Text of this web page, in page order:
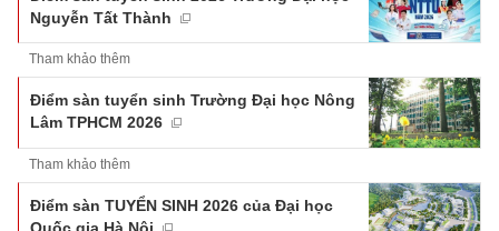
Nguyễn Tất Thành
Tham khảo thêm
Điểm sàn tuyển sinh Trường Đại học Nông
Lâm TPHCM 2026
Tham khảo thêm
Điểm sàn TUYỂN SINH 2026 của Đại học